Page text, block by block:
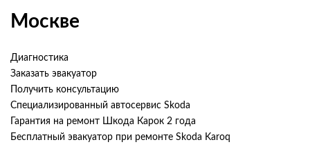
Москве
Диагностика
Заказать эвакуатор
Получить консультацию
Специализированный автосервис Skoda
Гарантия на ремонт Шкода Карок 2 года
Бесплатный эвакуатор при ремонте Skoda Karoq